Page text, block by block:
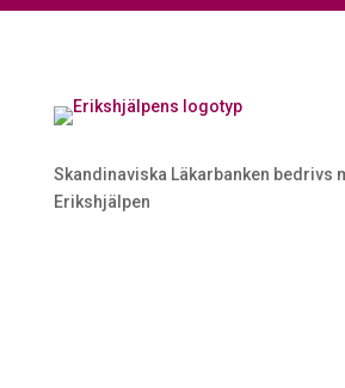
Skandinaviska Läkarbanken bedrivs
Erikshjälpen